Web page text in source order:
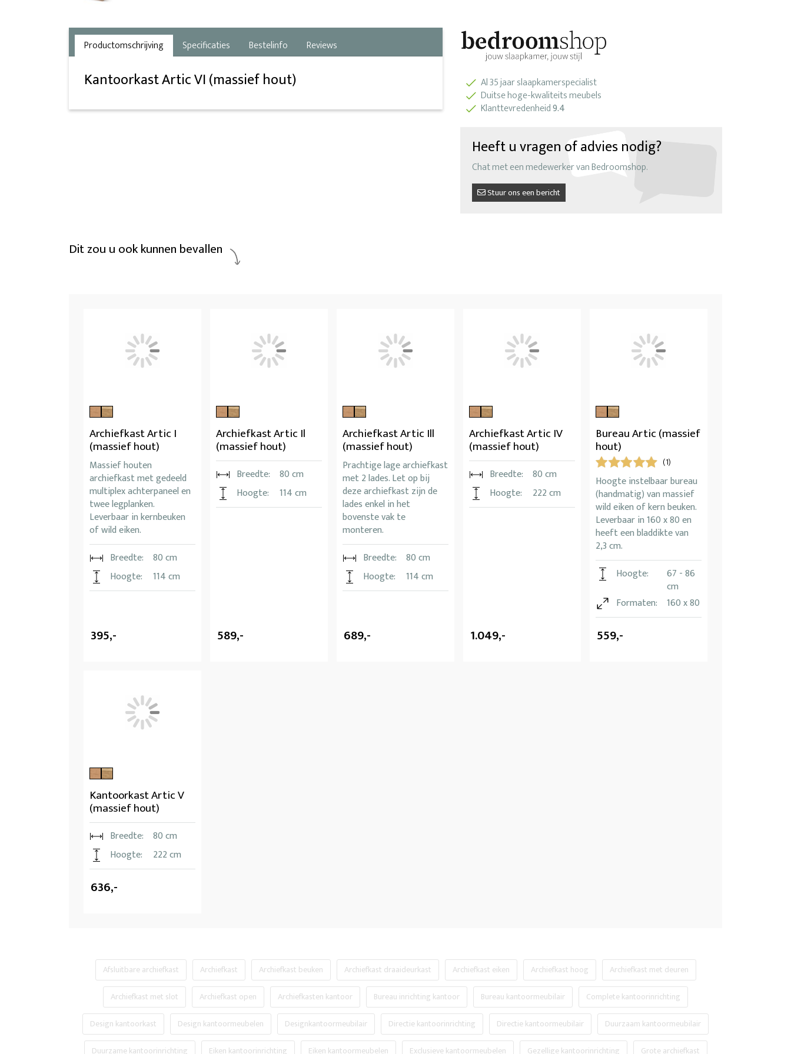
Productomschrijving Specificaties Bestelinfo Reviews
Kantoorkast Artic VI (massief hout)
Al 35 jaar slaapkamerspecialist
Duitse hoge-kwaliteits meubels
Klanttevredenheid9.4
Heeft u vragen of advies nodig?
Chat met een medewerker van Bedroomshop.
Stuur ons een bericht
Dit zou u ook kunnen bevallen
Archiefkast Artic I
(massief hout)
Massief houten
archiefkast met gedeeld
multiplex achterpaneel en
twee legplanken.
Leverbaar in kernbeuken
of wild eiken.
Breedte:
80 cm
Hoogte:
114 cm
395,-
Archiefkast Artic Il
(massief hout)
Breedte:
80 cm
Hoogte:
114 cm
589,-
Archiefkast Artic Ill
(massief hout)
Prachtige lage archiefkast
met 2 lades. Let op bij
deze archiefkast zijn de
lades enkel in het
bovenste vak te
monteren.
Breedte:
80 cm
Hoogte:
114 cm
689,-
Archiefkast Artic IV
(massief hout)
Breedte:
80 cm
Hoogte:
222 cm
1.049,-
Bureau Artic (massief
hout)
(1)
Hoogte instelbaar bureau
(handmatig) van massief
wild eiken of kern beuken.
Leverbaar in 160 x 80 en
heeft een bladdikte van
2,3 cm.
Hoogte:
67 - 86
cm
Formaten:
160 x 80
559,-
Kantoorkast Artic V
(massief hout)
Breedte:
80 cm
Hoogte:
222 cm
636,-
Afsluitbare archiefkast Archiefkast Archiefkast beuken Archiefkast draaideurkast Archiefkast eiken Archiefkast hoog
Archiefkast met deuren
Archiefkast met slot
Archiefkast open Archiefkasten kantoor Bureau inrichting kantoor Bureau kantoormeubilair
Complete kantoorinrichting
Design kantoorkast
Design kantoormeubelen Designkantoormeubilair Directie kantoorinrichting Directie kantoormeubilair
Duurzaam kantoormeubilair
Duurzame kantoorinrichting
Eiken kantoorinrichting Eiken kantoormeubelen Exclusieve kantoormeubelen Gezellige kantoorinrichting
Grote archiefkast